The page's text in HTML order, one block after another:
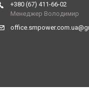
+380 (67) 411-66-02
Менеджер Володимир